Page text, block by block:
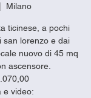
Milano
ticinese, a pochi
san lorenzo e dai
nuovo di 45 mq
ascensore.
e video: